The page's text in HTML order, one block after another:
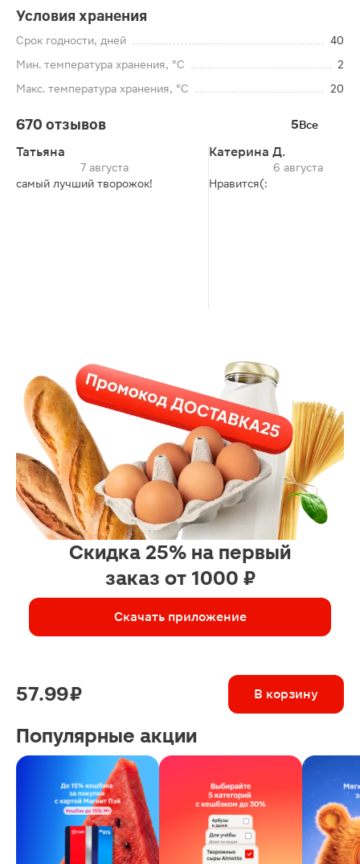
Условия хранения
Срок годности, дней
40
Мин. температура хранения, °C
2
Макс. температура хранения, °C
20
670 отзывов 5Все
Татьяна
7 августа
самый лучший творожок!
Катерина Д.
6 августа
Нравится(:
Скидка 25% на первый
заказ от 1000 ₽
Скачать приложение
57.99 ₽ В корзину
Популярные акции